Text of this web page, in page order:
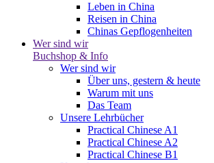
Leben in China
Reisen in China
Chinas Gepflogenheiten
Wer sind wir
Buchshop & Info
Wer sind wir
Über uns, gestern & heute
Warum mit uns
Das Team
Unsere Lehrbücher
Practical Chinese A1
Practical Chinese A2
Practical Chinese B1